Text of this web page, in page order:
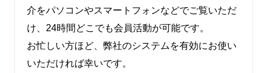
介をパソコンやスマートフォンなどでご覧いただ
け、24時間どこでも会員活動が可能です。
お忙しい方ほど、弊社のシステムを有効にお使い
いただければ幸いです。